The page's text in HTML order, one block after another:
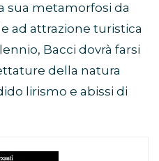
sua metamorfosi da
ad attrazione turistica
Bacci dovrà farsi
della natura
lirismo e abissi di